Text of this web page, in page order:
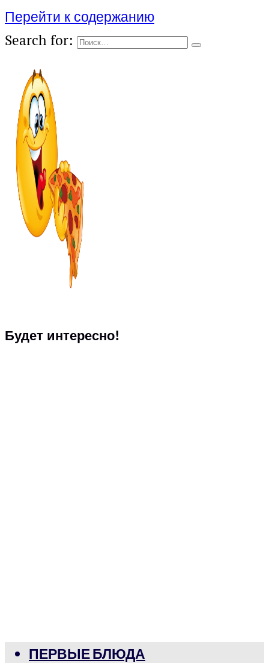
Перейти к содержанию
Search for:
Будет интересно!
ПЕРВЫЕ БЛЮДА